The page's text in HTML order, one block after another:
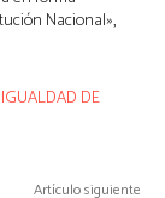
Nacional»,
DE
Artículo siguiente